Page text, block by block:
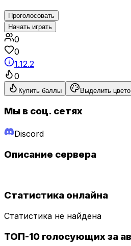
Проголосовать
Начать играть
0
0
1.12.2
0
Купить баллы Выделить
Мы в соц. сетях
Discord
Описание сервера
Статистика онлайна
Статистика не найдена
ТОП-10 голосующих за